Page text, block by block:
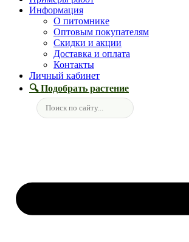
Информация
О питомнике
Оптовым покупателям
Скидки и акции
Доставка и оплата
Контакты
Личный кабинет
🔍 Подобрать растение